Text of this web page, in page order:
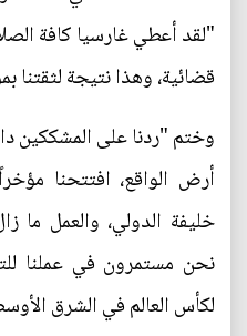
"لقد أعطي غارسيا كافة
قضائية، وهذا نتيجة لثقتنا
وختم "ردنا على المشككين
أرض الواقع، افتتحنا
خليفة الدولي، والعمل ما
نحن مستمرون في عملنا
لكأس العالم في الشرق